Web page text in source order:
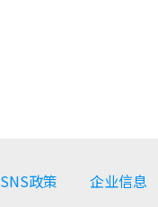
SNS政策 企业信息